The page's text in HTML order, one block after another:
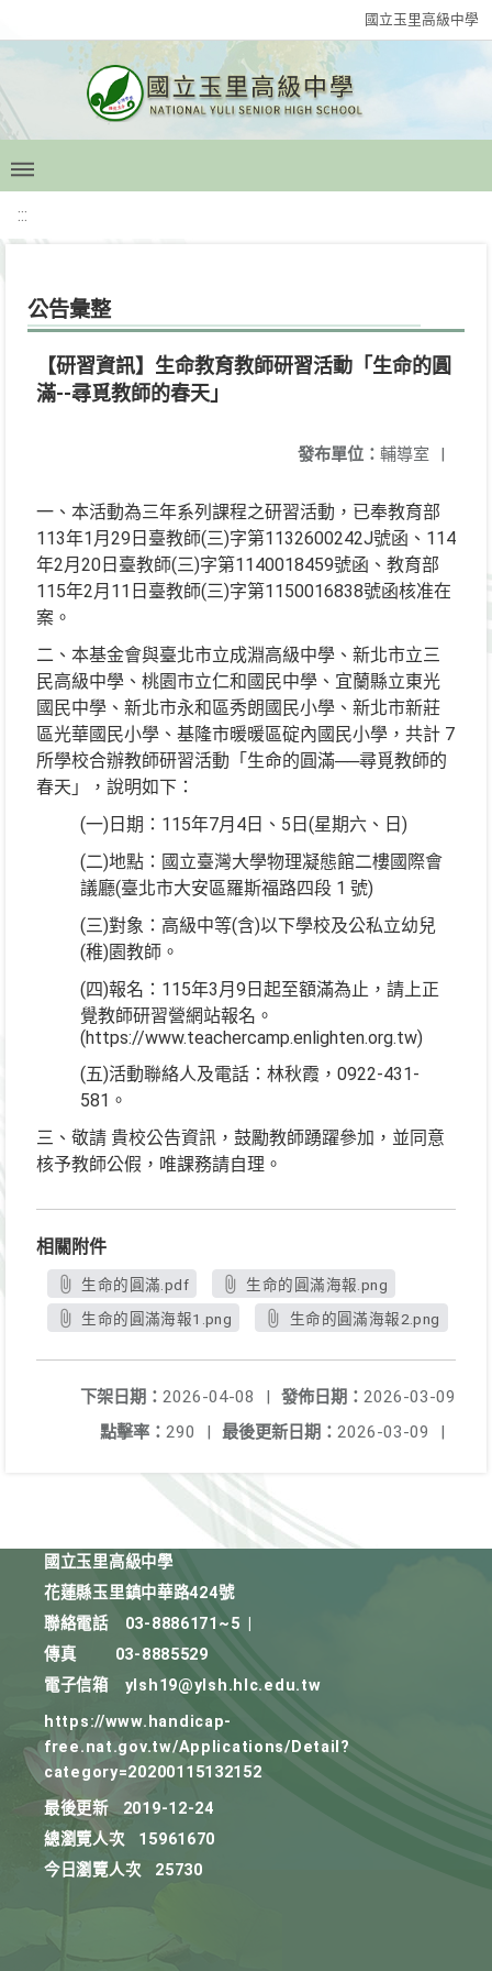
國立玉里高級中學
:::
公告彙整
【研習資訊】生命教育教師研習活動「生命的圓
滿--尋覓教師的春天」
發布單位： 輔導室 |
一、本活動為三年系列課程之研習活動，已奉教育部
113年1月29日臺教師(三)字第1132600242J號函、114
年2月20日臺教師(三)字第1140018459號函、教育部
115年2月11日臺教師(三)字第1150016838號函核准在
案。
二、本基金會與臺北市立成淵高級中學、新北市立三
民高級中學、桃園市立仁和國民中學、宜蘭縣立東光
國民中學、新北市永和區秀朗國民小學、新北市新莊
區光華國民小學、基隆市暖暖區碇內國民小學，共計 7
所學校合辦教師研習活動「生命的圓滿──尋覓教師的
春天」，說明如下：
(一)日期：115年7月4日、5日(星期六、日)
(二)地點：國立臺灣大學物理凝態館二樓國際會
議廳(臺北市大安區羅斯福路四段 1 號)
(三)對象：高級中等(含)以下學校及公私立幼兒
(稚)園教師。
(四)報名：115年3月9日起至額滿為止，請上正
覺教師研習營網站報名。
(https://www.teachercamp.enlighten.org.tw)
(五)活動聯絡人及電話：林秋霞，0922-431-
581。
三、敬請 貴校公告資訊，鼓勵教師踴躍參加，並同意
核予教師公假，唯課務請自理。
相關附件
生命的圓滿.pdf
生命的圓滿海報.png
生命的圓滿海報1.png
生命的圓滿海報2.png
發佈日期： 2026-03-09
下架日期： 2026-04-08
|
最後更新日期： 2026-03-09 |
點擊率： 290 |
國立玉里高級中學
花蓮縣玉里鎮中華路424號
聯絡電話
03-8886171~5
傳真
03-8885529
電子信箱
ylsh19@ylsh.hlc.edu.tw
https://www.handicap-
free.nat.gov.tw/Applications/Detail?
category=20200115132152
最後更新
2019-12-24
總瀏覽人次
15961670
今日瀏覽人次
25730